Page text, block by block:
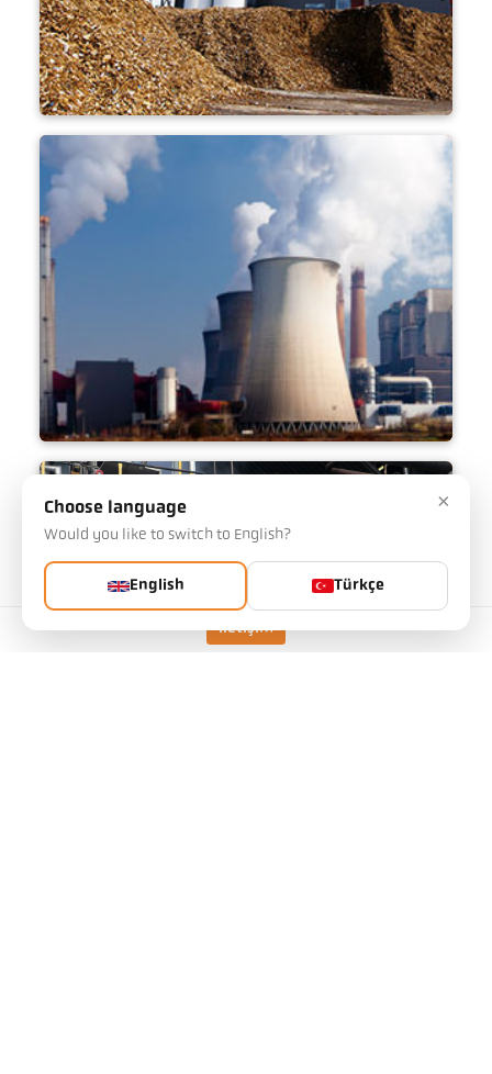
İletişim
biyokütle santrali
kömürle çalışan santral
×
Choose language
Would you like to switch to English?
English Türkçe